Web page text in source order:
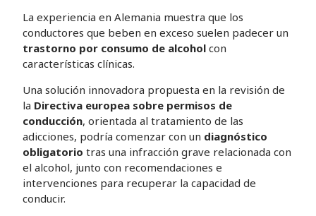
La experiencia en Alemania muestra que los
conductores que beben en exceso suelen padecer un
trastorno por consumo de alcohol con
características clínicas.
Una solución innovadora propuesta en la revisión de
la Directiva europea sobre permisos de
conducción, orientada al tratamiento de las
adicciones, podría comenzar con un diagnóstico
obligatorio tras una infracción grave relacionada con
el alcohol, junto con recomendaciones e
intervenciones para recuperar la capacidad de
conducir.